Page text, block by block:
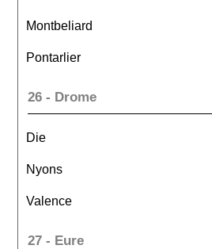
Montbeliard
Pontarlier
26 - Drome
Die
Nyons
Valence
27 - Eure